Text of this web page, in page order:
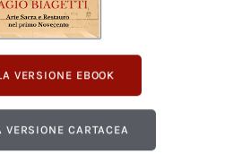
VERSIONE EBOOK
VERSIONE CARTACEA